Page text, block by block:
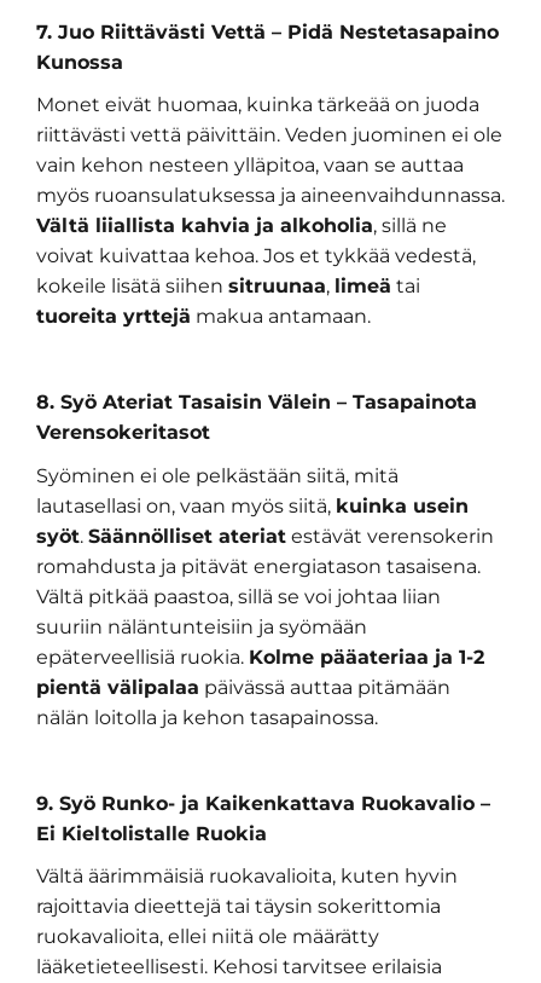
7. Juo Riittävästi Vettä – Pidä Nestetasapaino
Kunossa
Monet eivät huomaa, kuinka tärkeää on juoda
riittävästi vettä päivittäin. Veden juominen ei ole
vain kehon nesteen ylläpitoa, vaan se auttaa
myös ruoansulatuksessa ja aineenvaihdunnassa.
Vältä liiallista kahvia ja alkoholia, sillä ne
voivat kuivattaa kehoa. Jos et tykkää vedestä,
kokeile lisätä siihen sitruunaa, limeä tai
tuoreita yrttejä makua antamaan.
8. Syö Ateriat Tasaisin Välein – Tasapainota
Verensokeritasot
Syöminen ei ole pelkästään siitä, mitä
lautasellasi on, vaan myös siitä, kuinka usein
syöt. Säännölliset ateriat estävät verensokerin
romahdusta ja pitävät energiatason tasaisena.
Vältä pitkää paastoa, sillä se voi johtaa liian
suuriin näläntunteisiin ja syömään
epäterveellisiä ruokia. Kolme pääateriaa ja 1-2
pientä välipalaa päivässä auttaa pitämään
nälän loitolla ja kehon tasapainossa.
9. Syö Runko- ja Kaikenkattava Ruokavalio –
Ei Kieltolistalle Ruokia
Vältä äärimmäisiä ruokavalioita, kuten hyvin
rajoittavia dieettejä tai täysin sokerittomia
ruokavalioita, ellei niitä ole määrätty
lääketieteellisesti. Kehosi tarvitsee erilaisia